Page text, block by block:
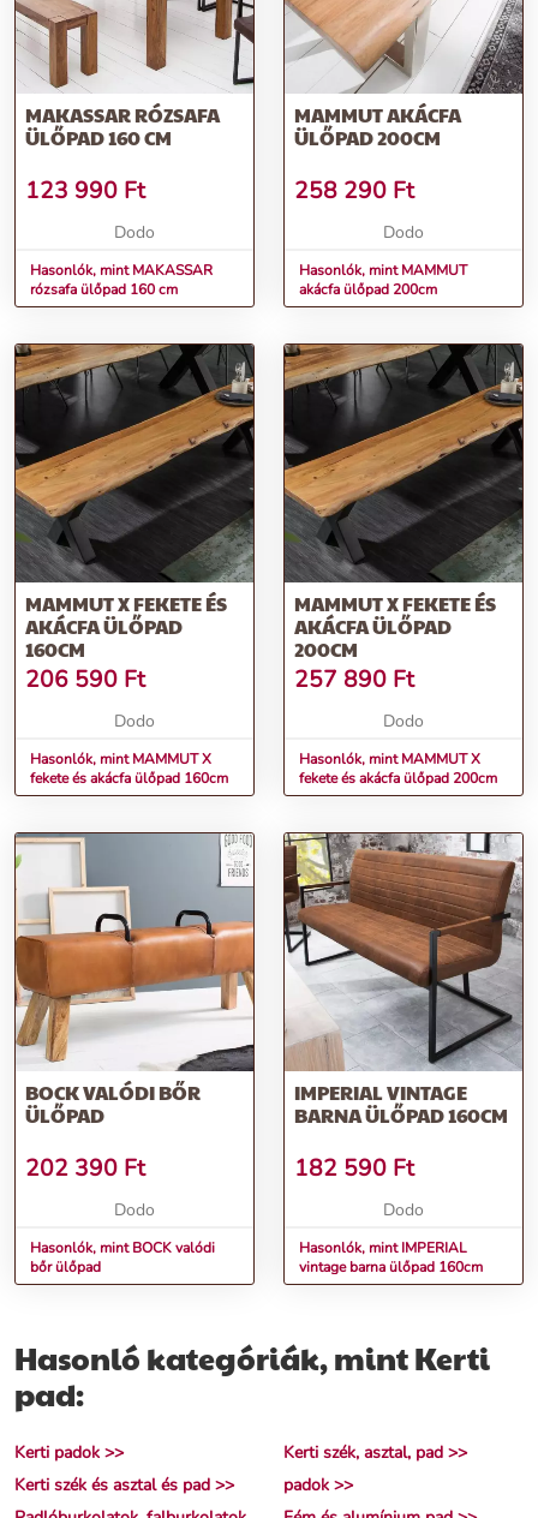
MAKASSAR RÓZSAFA
ÜLŐPAD 160 CM
123 990 Ft
Dodo
Hasonlók, mint MAKASSAR
rózsafa ülőpad 160 cm
MAMMUT AKÁCFA
ÜLŐPAD 200CM
258 290 Ft
Dodo
Hasonlók, mint MAMMUT
akácfa ülőpad 200cm
MAMMUT X FEKETE ÉS
AKÁCFA ÜLŐPAD
160CM
206 590 Ft
Dodo
Hasonlók, mint MAMMUT X
fekete és akácfa ülőpad 160cm
MAMMUT X FEKETE ÉS
AKÁCFA ÜLŐPAD
200CM
257 890 Ft
Dodo
Hasonlók, mint MAMMUT X
fekete és akácfa ülőpad 200cm
BOCK VALÓDI BŐR
ÜLŐPAD
202 390 Ft
Dodo
Hasonlók, mint BOCK valódi
bőr ülőpad
IMPERIAL VINTAGE
BARNA ÜLŐPAD 160CM
182 590 Ft
Dodo
Hasonlók, mint IMPERIAL
vintage barna ülőpad 160cm
Hasonló kategóriák, mint Kerti
pad:
Kerti padok >>
Kerti szék, asztal, pad >>
Kerti szék és asztal és pad >>
padok >>